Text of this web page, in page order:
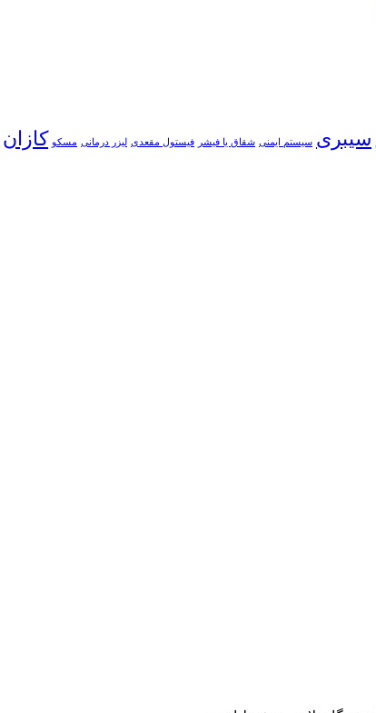
سیبری سیستم ایمنی شقاق یا فیشر فیستول مقعدی لیزر درمانی مسکو کازان